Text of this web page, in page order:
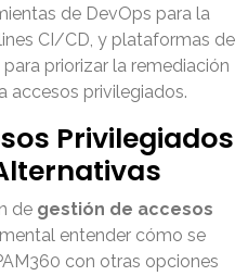
de DevOps para la
CI/CD, y plataformas de
priorizar la remediación
accesos privilegiados.
Privilegiados
de gestión de accesos
entender cómo se
con otras opciones